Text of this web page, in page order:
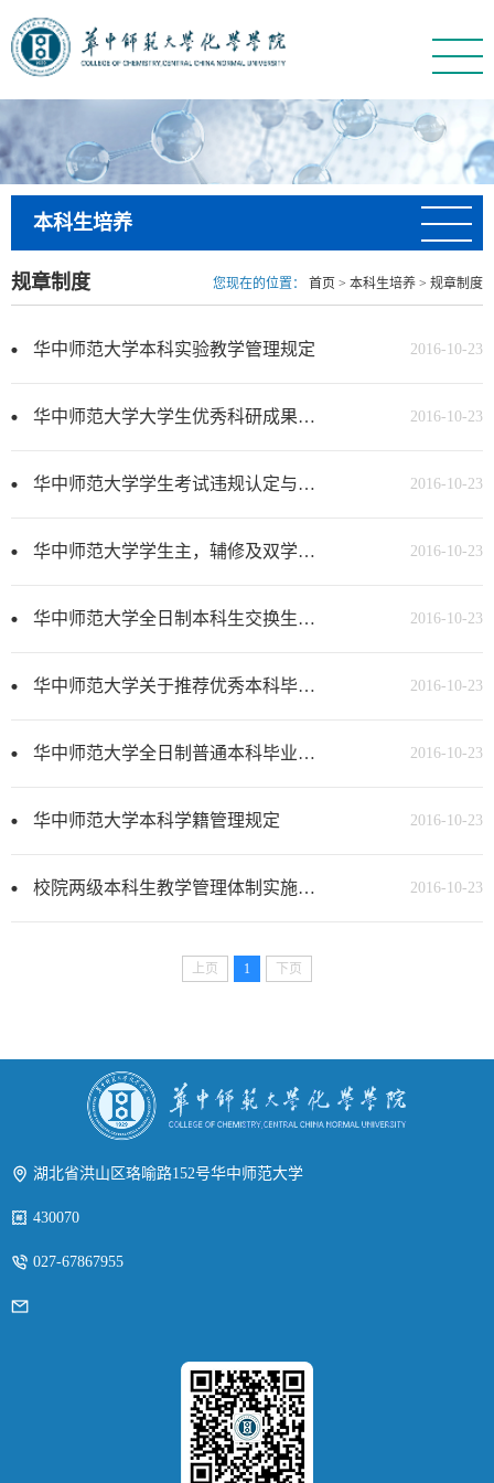
本科生培养
规章制度 您现在的位置： 首页 > 本科生培养 > 规章制度
华中师范大学本科实验教学管理规定 2016-10-23
华中师范大学大学生优秀科研成果奖评选办法 2016-10-23
华中师范大学学生考试违规认定与处理方法 2016-10-23
华中师范大学学生主，辅修及双学位教育管理办法 2016-10-23
华中师范大学全日制本科生交换生学分转换，成绩认定管理办法 2016-10-23
华中师范大学关于推荐优秀本科毕业生免试攻读硕士研究生的规定 2016-10-23
华中师范大学全日制普通本科毕业生学士学位授予工作实施细则 2016-10-23
华中师范大学本科学籍管理规定 2016-10-23
校院两级本科生教学管理体制实施细则（试行） 2016-10-23
上页 1 下页
湖北省洪山区珞喻路152号华中师范大学
430070
027-67867955